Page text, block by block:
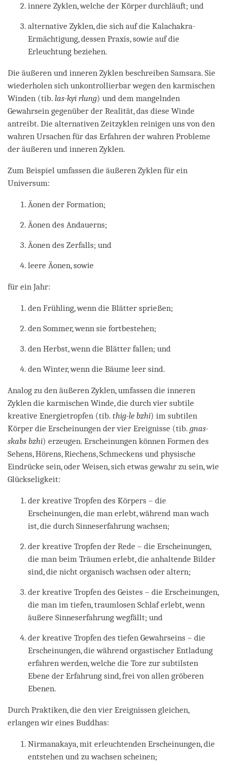
innere Zyklen, welche der Körper durchläuft; und
alternative Zyklen, die sich auf die Kalachakra-
Ermächtigung, dessen Praxis, sowie auf die
Erleuchtung beziehen.
Die äußeren und inneren Zyklen beschreiben Samsara. Sie
wiederholen sich unkontrollierbar wegen den karmischen
Winden (tib. las-kyi rlung) und dem mangelnden
Gewahrsein gegenüber der Realität, das diese Winde
antreibt. Die alternativen Zeitzyklen reinigen uns von den
wahren Ursachen für das Erfahren der wahren Probleme
der äußeren und inneren Zyklen.
Zum Beispiel umfassen die äußeren Zyklen für ein
Universum:
Äonen der Formation;
Äonen des Andauerns;
Äonen des Zerfalls; und
leere Äonen, sowie
für ein Jahr:
den Frühling, wenn die Blätter sprießen;
den Sommer, wenn sie fortbestehen;
den Herbst, wenn die Blätter fallen; und
den Winter, wenn die Bäume leer sind.
Analog zu den äußeren Zyklen, umfassen die inneren
Zyklen die karmischen Winde, die durch vier subtile
kreative Energietropfen (tib. thig-le bzhi) im subtilen
Körper die Erscheinungen der vier Ereignisse (tib. gnas-
skabs bzhi) erzeugen. Erscheinungen können Formen des
Sehens, Hörens, Riechens, Schmeckens und physische
Eindrücke sein, oder Weisen, sich etwas gewahr zu sein, wie
Glückseligkeit:
der kreative Tropfen des Körpers – die
Erscheinungen, die man erlebt, während man wach
ist, die durch Sinneserfahrung wachsen;
der kreative Tropfen der Rede – die Erscheinungen,
die man beim Träumen erlebt, die anhaltende Bilder
sind, die nicht organisch wachsen oder altern;
der kreative Tropfen des Geistes – die Erscheinungen,
die man im tiefen, traumlosen Schlaf erlebt, wenn
äußere Sinneserfahrung wegfällt; und
der kreative Tropfen des tiefen Gewahrseins – die
Erscheinungen, die während orgastischer Entladung
erfahren werden, welche die Tore zur subtilsten
Ebene der Erfahrung sind, frei von allen gröberen
Ebenen.
Durch Praktiken, die den vier Ereignissen gleichen,
erlangen wir eines Buddhas:
Nirmanakaya, mit erleuchtenden Erscheinungen, die
entstehen und zu wachsen scheinen;